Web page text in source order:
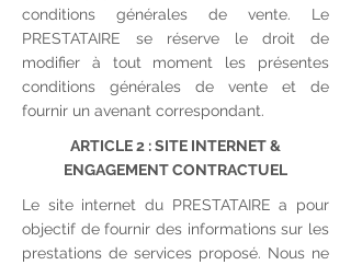
conditions générales de vente. Le
PRESTATAIRE se réserve le droit de
modifier à tout moment les présentes
conditions générales de vente et de
fournir un avenant correspondant.
ARTICLE 2 : SITE INTERNET &
ENGAGEMENT CONTRACTUEL
Le site internet du PRESTATAIRE a pour
objectif de fournir des informations sur les
prestations de services proposé. Nous ne